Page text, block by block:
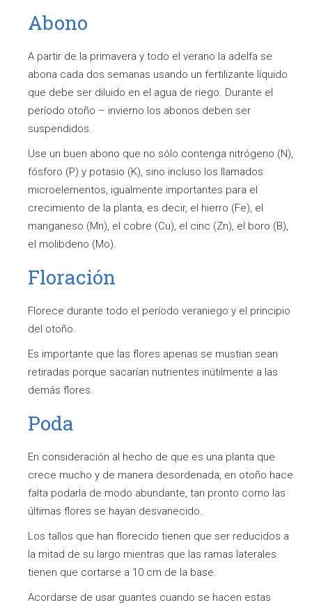
Abono
A partir de la primavera y todo el verano la adelfa se
abona cada dos semanas usando un fertilizante líquido
que debe ser diluido en el agua de riego. Durante el
período otoño – invierno los abonos deben ser
suspendidos.
Use un buen abono que no sólo contenga nitrógeno (N),
fósforo (P) y potasio (K), sino incluso los llamados
microelementos, igualmente importantes para el
crecimiento de la planta, es decir, el hierro (Fe), el
manganeso (Mn), el cobre (Cu), el cinc (Zn), el boro (B),
el molibdeno (Mo).
Floración
Florece durante todo el período veraniego y el principio
del otoño.
Es importante que las flores apenas se mustian sean
retiradas porque sacarían nutrientes inútilmente a las
demás flores.
Poda
En consideración al hecho de que es una planta que
crece mucho y de manera desordenada, en otoño hace
falta podarla de modo abundante, tan pronto como las
últimas flores se hayan desvanecido.
Los tallos que han florecido tienen que ser reducidos a
la mitad de su largo mientras que las ramas laterales
tienen que cortarse a 10 cm de la base.
Acordarse de usar guantes cuando se hacen estas